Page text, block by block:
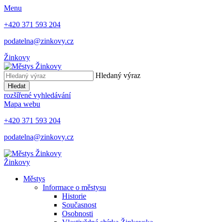
Menu
+420 371 593 204
podatelna@zinkovy.cz
Žinkovy
Hledaný výraz
Hledat
rozšířené vyhledávání
Mapa webu
+420 371 593 204
podatelna@zinkovy.cz
Žinkovy
Městys
Informace o městysu
Historie
Současnost
Osobnosti